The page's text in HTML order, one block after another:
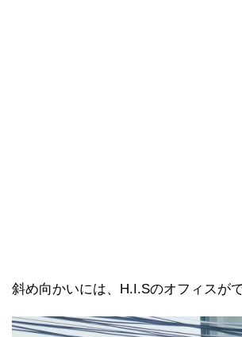
斜め向かいには、H.I.Sのオフィスが